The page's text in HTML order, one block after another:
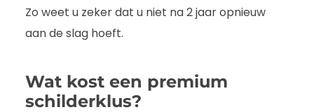
Zo weet u zeker dat u niet na 2 jaar opnieuw
aan de slag hoeft.
Wat kost een premium
schilderklus?